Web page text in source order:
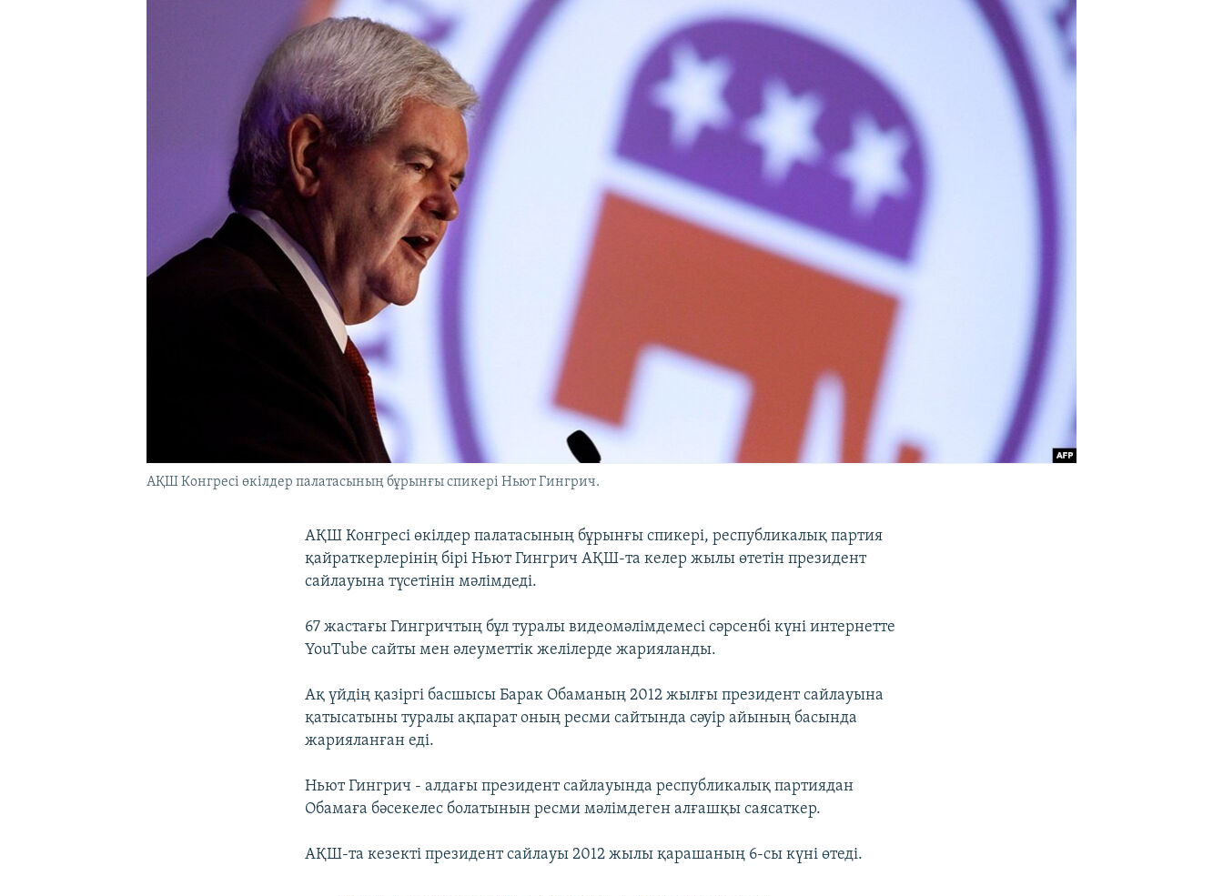
АҚШ Конгресі өкілдер палатасының бұрынғы спикері Ньют Гингрич.
АҚШ Конгресі өкілдер палатасының бұрынғы спикері, республикалық партия
қайраткерлерінің бірі Ньют Гингрич АҚШ-та келер жылы өтетін президент
сайлауына түсетінін мәлімдеді.
67 жастағы Гингричтың бұл туралы видеомәлімдемесі сәрсенбі күні интернетте
YouTube сайты мен әлеуметтік желілерде жарияланды.
Ақ үйдің қазіргі басшысы Барак Обаманың 2012 жылғы президент сайлауына
қатысатыны туралы ақпарат оның ресми сайтында сәуір айының басында
жарияланған еді.
Ньют Гингрич - алдағы президент сайлауында республикалық партиядан
Обамаға бәсекелес болатынын ресми мәлімдеген алғашқы саясаткер.
АҚШ-та кезекті президент сайлауы 2012 жылы қарашаның 6-сы күні өтеді.